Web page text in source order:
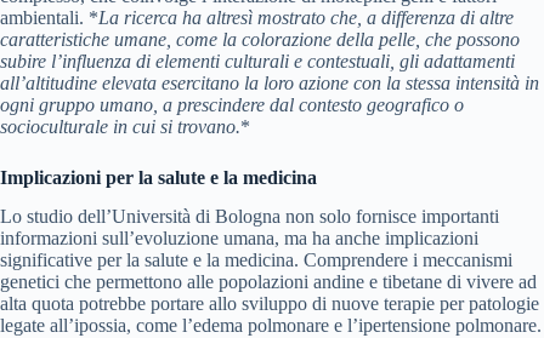
ambientali. *La ricerca ha altresì mostrato che, a differenza di altre
caratteristiche umane, come la colorazione della pelle, che possono
subire l’influenza di elementi culturali e contestuali, gli adattamenti
all’altitudine elevata esercitano la loro azione con la stessa intensità in
ogni gruppo umano, a prescindere dal contesto geografico o
socioculturale in cui si trovano.*
Implicazioni per la salute e la medicina
Lo studio dell’Università di Bologna non solo fornisce importanti
informazioni sull’evoluzione umana, ma ha anche implicazioni
significative per la salute e la medicina. Comprendere i meccanismi
genetici che permettono alle popolazioni andine e tibetane di vivere ad
alta quota potrebbe portare allo sviluppo di nuove terapie per patologie
legate all’ipossia, come l’edema polmonare e l’ipertensione polmonare.